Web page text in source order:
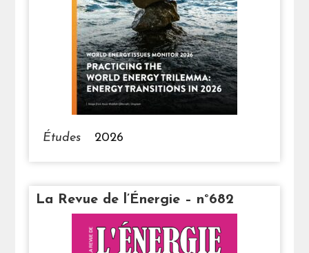
Études 2026
La Revue de l’Énergie – n°682